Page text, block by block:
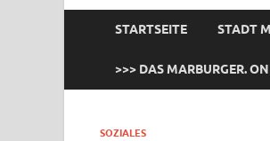
STARTSEITE STADT
>>> DAS MARBURGER.
SOZIALES